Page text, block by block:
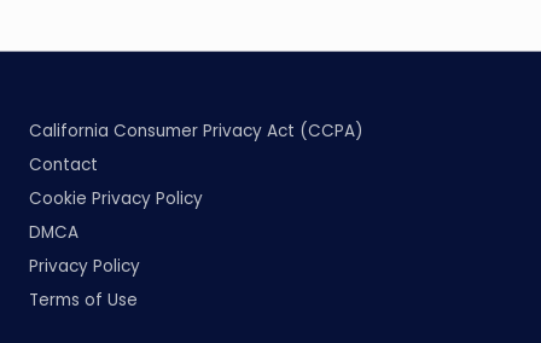
California Consumer Privacy Act (CCPA)
Contact
Cookie Privacy Policy
DMCA
Privacy Policy
Terms of Use